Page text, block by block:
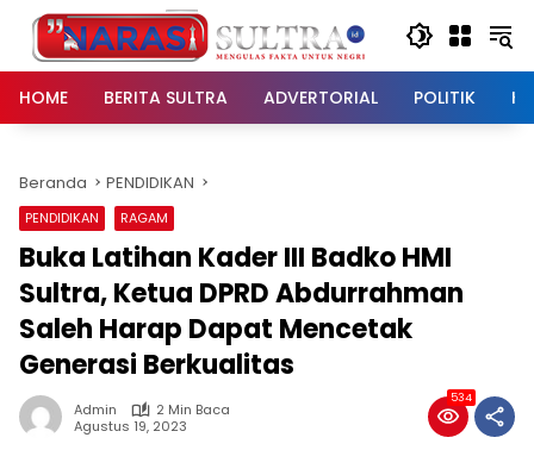
Langsung
konten
HOME
BERITA SULTRA ADVERTORIAL POLITIK
Beranda PENDIDIKAN
PENDIDIKAN RAGAM
Buka Latihan Kader III Badko HMI
Sultra, Ketua DPRD Abdurrahman
Saleh Harap Dapat Mencetak
Generasi Berkualitas
Admin
2 Min Baca
Agustus 19, 2023
534